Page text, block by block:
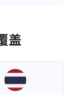
盖